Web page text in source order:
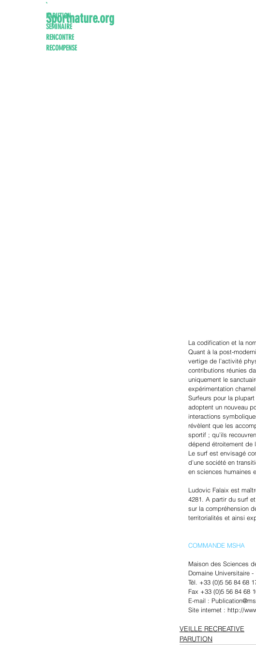
Sportnature.org
`
PARUTION
SEMINAIRE
RENCONTRE
RECOMPENSE
La codification et la
Quant à la post-
vertige de l’activité
contributions réunies
uniquement le
expérimentation
Surfeurs pour la
adoptent un nouveau
interactions
révèlent que les
sportif ; qu’ils
dépend étroitement de
Le surf est envisagé
d’une société en
en sciences humaines
Ludovic Falaix est
4281. A partir du surf
sur la compréhension
territorialités et ainsi
COMMANDE MSHA
Maison des Sciences
Domaine Universitaire
Tél. +33 (0)5 56 84 68
Fax +33 (0)5 56 84 68
E-mail :
Site internet : http://
VEILLE RECREATIVE
PARUTION